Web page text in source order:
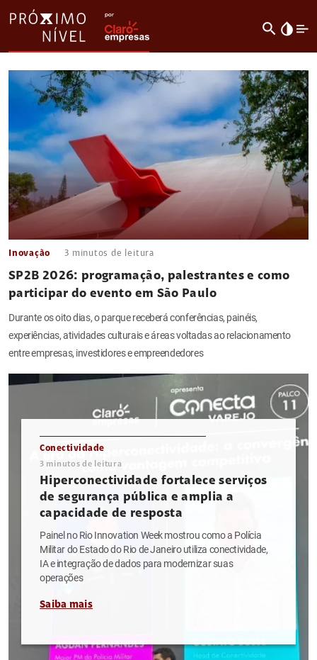
search invert_colors
Inovação 3 minutos de leitura
SP2B 2026: programação, palestrantes e como
participar do evento em São Paulo
Durante os oito dias, o parque receberá conferências, painéis,
experiências, atividades culturais e áreas voltadas ao relacionamento
entre empresas, investidores e empreendedores
Conectividade
3 minutos de leitura
Hiperconectividade fortalece serviços
de segurança pública e amplia a
capacidade de resposta
Painel no Rio Innovation Week mostrou como a Polícia
Militar do Estado do Rio de Janeiro utiliza conectividade,
IA e integração de dados para modernizar suas
operações
Saiba mais